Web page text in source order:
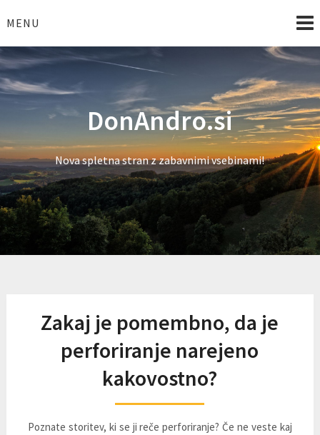
toMENU
DonAndro.si
Nova spletna stran z zabavnimi vsebinami!
Zakaj je pomembno, da je
perforiranje narejeno
kakovostno?
Poznate storitev, ki se ji reče perforiranje? Če ne veste kaj